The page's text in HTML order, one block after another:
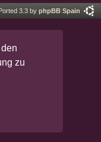
zu
3.3 by phpBB Spain